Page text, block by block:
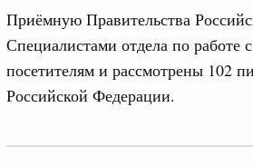
Приёмную Правительства
Специалистами отдела по работе
посетителям и рассмотрены 102
Российской Федерации.
в Правительство
обращениях граждан
7 августа 2025, четверг
в Правительство